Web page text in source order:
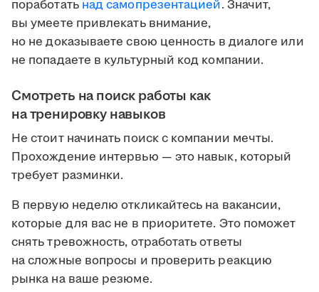
поработать над самопрезентацией. Значит,
вы умеете привлекать внимание,
но не доказываете свою ценность в диалоге или
не попадаете в культурный код компании.
Смотреть на поиск работы как
на тренировку навыков
Не стоит начинать поиск с компании мечты.
Прохождение интервью — это навык, который
требует разминки.
В первую неделю откликайтесь на вакансии,
которые для вас не в приоритете. Это поможет
снять тревожность, отработать ответы
на сложные вопросы и проверить реакцию
рынка на ваше резюме.